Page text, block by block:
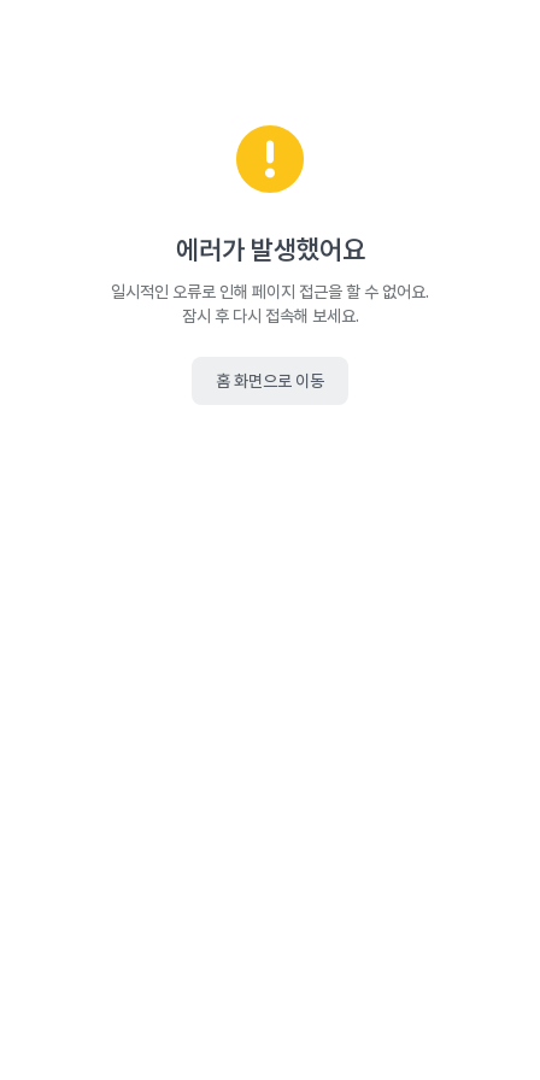
에러가 발생했어요
일시적인 오류로 인해 페이지 접근을 할 수 없어요.
잠시 후 다시 접속해 보세요.
홈 화면으로 이동